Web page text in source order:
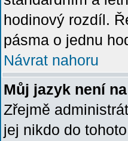
hodinový rozdíl.
pásma o jednu
Návrat nahoru
Můj jazyk není
Zřejmě
jej nikdo do